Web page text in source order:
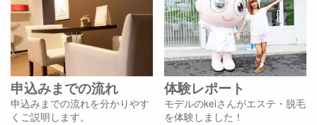
申込みまでの流れ
申込みまでの流れを分かりやす
くご説明します。
体験レポート
モデルのkeiさんがエステ・脱毛
を体験しました！